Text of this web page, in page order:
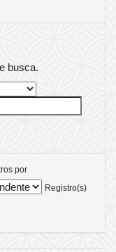
busca.
por
Registro(s)